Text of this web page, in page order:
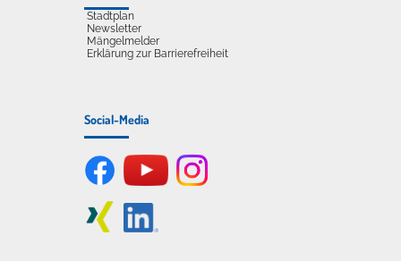
Stadtplan
Newsletter
Mängelmelder
Erklärung zur Barrierefreiheit
Social-Media